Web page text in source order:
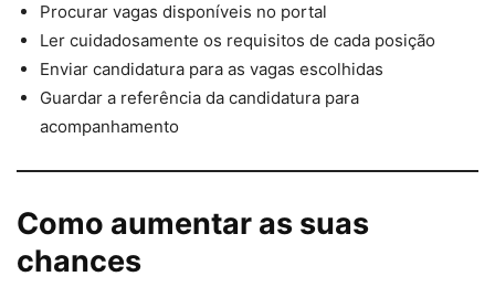
Procurar vagas disponíveis no portal
Ler cuidadosamente os requisitos de cada posição
Enviar candidatura para as vagas escolhidas
Guardar a referência da candidatura para
acompanhamento
Como aumentar as suas
chances